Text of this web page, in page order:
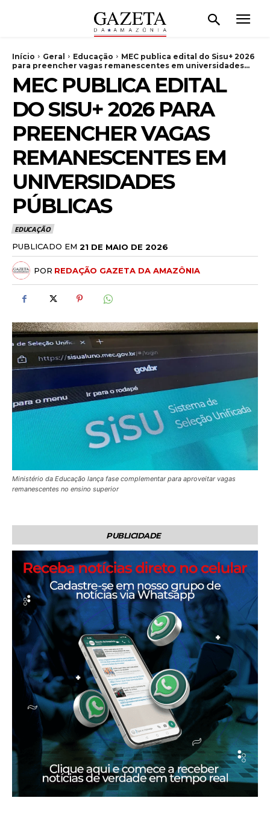
Início Geral Educação
MEC publica edital do Sisu+ 2026
para preencher vagas remanescentes em universidades...
MEC PUBLICA EDITAL
DO SISU+ 2026 PARA
PREENCHER VAGAS
REMANESCENTES EM
UNIVERSIDADES
PÚBLICAS
EDUCAÇÃO
PUBLICADO EM 21 DE MAIO DE 2026
POR REDAÇÃO GAZETA DA AMAZÔNIA
Ministério da Educação lança fase complementar para aproveitar vagas
remanescentes no ensino superior
PUBLICIDADE